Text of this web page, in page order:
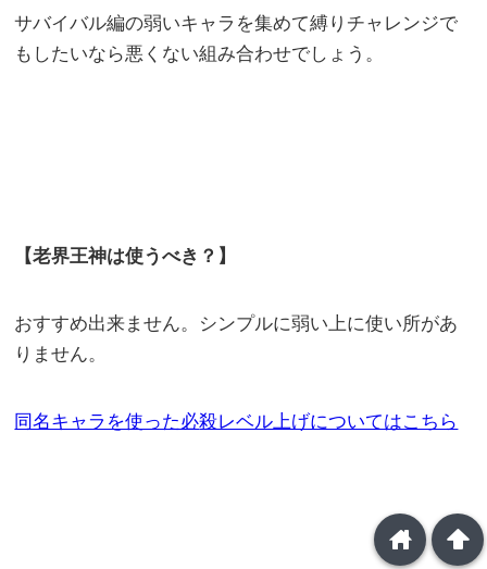
サバイバル編の弱いキャラを集めて縛りチャレンジで
もしたいなら悪くない組み合わせでしょう。
【老界王神は使うべき？】
おすすめ出来ません。シンプルに弱い上に使い所があ
りません。
同名キャラを使った必殺レベル上げについてはこちら
arrowup
home